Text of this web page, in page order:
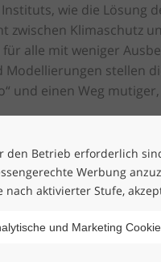
den Betrieb erforderlich
Werbung
nach aktivierter Stufe,
und Marketing
wie die Lösung
zwischen Klimaschutz
für alle mit weniger
stellen
und einen Weg
von Ungleichheit und